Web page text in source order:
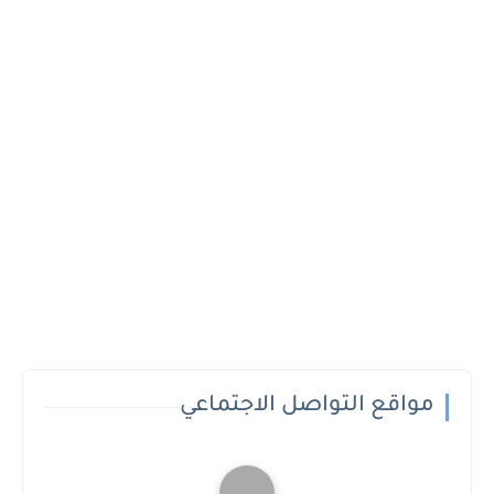
مواقع التواصل الاجتماعي